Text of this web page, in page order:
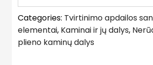
Categories: Tvirtinimo apdailos
elementai, Kaminai ir jų dalys,
plieno kaminų dalys